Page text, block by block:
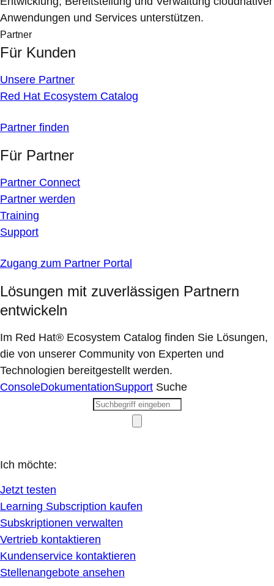
Anwendungen und Services unterstützen.
Partner
Für Kunden
Unsere Partner
Red Hat Ecosystem Catalog
Partner finden
Für Partner
Partner Connect
Partner werden
Training
Support
Zugang zum Partner Portal
Lösungen mit zuverlässigen Partnern
entwickeln
Im Red Hat® Ecosystem Catalog finden Sie Lösungen,
die von unserer Community von Experten und
Technologien bereitgestellt werden.
ConsoleDokumentationSupport Suche
Ich möchte:
Jetzt testen
Learning Subscription kaufen
Subskriptionen verwalten
Vertrieb kontaktieren
Kundenservice kontaktieren
Stellenangebote ansehen